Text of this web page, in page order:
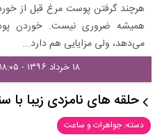
هرچند گرفتن پوست مرغ قبل از
همیشه ضروری نیست. خوردن
می‌دهد، ولی مزایایی هم دارد...
۱۸ خرداد ۱۳۹۶ - ۱۸:۰۵
حلقه های نامزدی زیبا
دسته: جواهرات و ساعت